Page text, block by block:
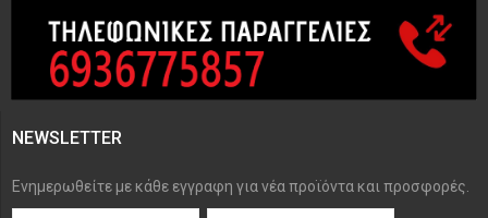
NEWSLETTER
Ενημερωθείτε με κάθε εγγραφη για νέα προϊόντα και προσφορές.